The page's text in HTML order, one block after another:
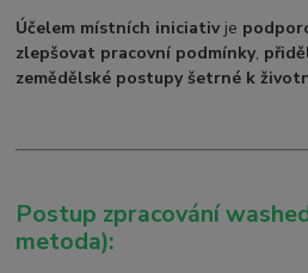
Účelem místních iniciativje
zlepšovat pracovní podmínky,
zemědělské postupy šetrné k
Postup zpracování
metoda):